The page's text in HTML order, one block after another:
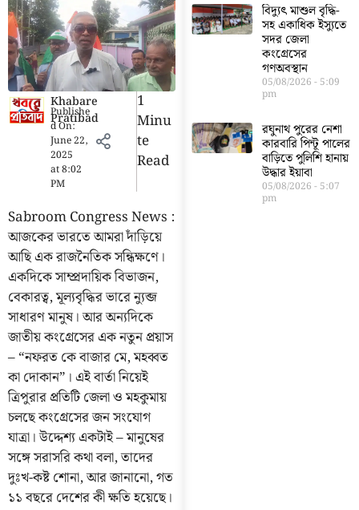
Khabare
Pratibad
Publishe
d On:
June 22,
2025
at8:02
PM
1
Minu
Te
Read
Sabroom Congress News :
আজকের ভারতে আমরা দাঁড়িয়ে
আছি এক রাজনৈতিক সন্ধিক্ষণে।
একদিকে সাম্প্রদায়িক বিভাজন,
বেকারত্ব, মূল্যবৃদ্ধির ভারে ন্যুব্জ
সাধারণ মানুষ। আর অন্যদিকে
জাতীয় কংগ্রেসের এক নতুন প্রয়াস
– “নফরত কে বাজার মে, মহব্বত
কা দোকান”। এই বার্তা নিয়েই
ত্রিপুরার প্রতিটি জেলা ও মহকুমায়
চলছে কংগ্রেসের জন সংযোগ
যাত্রা। উদ্দেশ্য একটাই – মানুষের
সঙ্গে সরাসরি কথা বলা, তাদের
দুঃখ-কষ্ট শোনা, আর জানানো, গত
১১ বছরে দেশের কী ক্ষতি হয়েছে।
বিদ্যুৎ মাশুল বৃদ্ধি-
সহ একাধিক ইস্যুতে
সদর জেলা
কংগ্রেসের
গণঅবস্থান
05/08/2026 5:09
pm
রঘুনাথ পুরের নেশা
কারবারি পিন্টূ পালের
বাড়িতে পুলিশি হানায়
উদ্ধার ইয়াবা
05/08/2026 5:07
pm